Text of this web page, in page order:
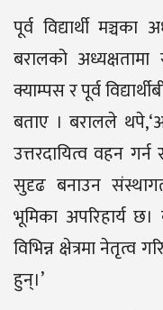
पूर्व विद्यार्थी
बरालको
क्याम्पस र पूर्व
बताए । बरालले
उत्तरदायित्व वहन
सुदृढ बनाउन
भूमिका अपरिहार्य
विभिन्न क्षेत्रमा नेतृत्व
हुन्।’